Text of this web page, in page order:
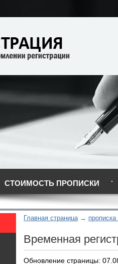
СТОИМОСТЬ ПРОПИСКИ
Главная страница
Временная
Обновление страницы: